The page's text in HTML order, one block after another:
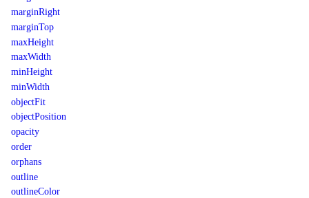
marginRight
marginTop
maxHeight
maxWidth
minHeight
minWidth
objectFit
objectPosition
opacity
order
orphans
outline
outlineColor